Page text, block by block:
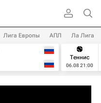
Лига Европы АПЛ Ла Лига
Теннис
06.08 21:00